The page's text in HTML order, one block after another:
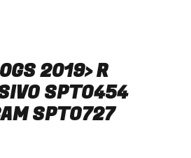
2019> R
SPTO454
SPTO727